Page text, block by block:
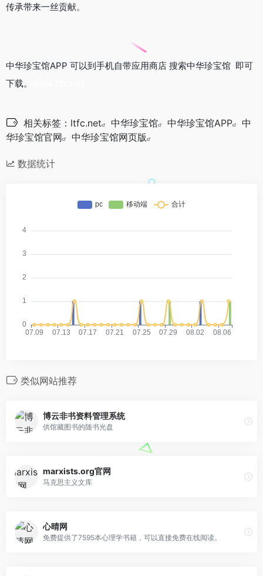
传承带来一丝贡献。
中华珍宝馆APP 可以到手机自带应用商店 搜索中华珍宝馆 即可
下载。
相关标签： ltfc.net 中华珍宝馆 中华珍宝馆APP
中
华珍宝馆官网
中华珍宝馆网页版
数据统计
类似网站推荐
博云非书资料管理系统
供馆藏图书的随书光盘
marxists.org官网
马克思主义文库
心晴网
免费提供了7595本心理学书籍，可以直接免费在线阅读。